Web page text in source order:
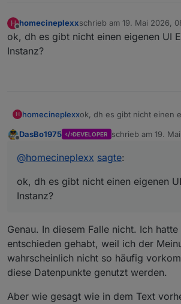
H
Offline
homecineplexxschrieb am 19. Mai 2026,
zuletzt editiert von
ok, dh es gibt nicht einen eigenen UI
Instanz?
H homecineplexxok, dh es gibt nicht einen
DasBo1975 DEVELOPER schrieb am 19.
zuletzt editiert von
@homecineplexx sagte:
ok, dh es gibt nicht einen eigenen
Instanz?
Genau. In diesem Falle nicht. Ich
entschieden gehabt, weil ich der
wahrscheinlich nicht so häufig
diese Datenpunkte genutzt werden.
Aber wie gesagt wie in dem Text